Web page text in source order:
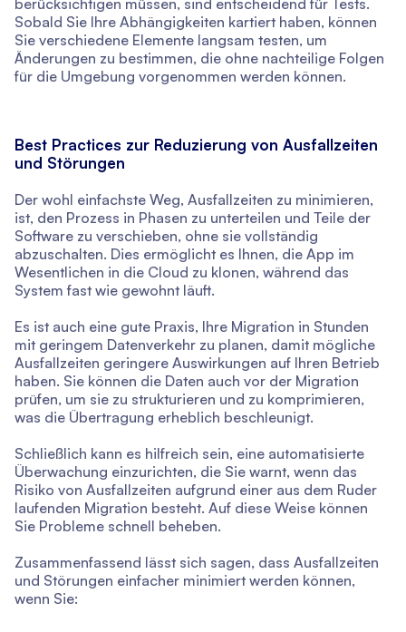
berücksichtigen müssen, sind entscheidend für Tests.
Sobald Sie Ihre Abhängigkeiten kartiert haben, können
Sie verschiedene Elemente langsam testen, um
Änderungen zu bestimmen, die ohne nachteilige Folgen
für die Umgebung vorgenommen werden können.
Best Practices zur Reduzierung von Ausfallzeiten
und Störungen
Der wohl einfachste Weg, Ausfallzeiten zu minimieren,
ist, den Prozess in Phasen zu unterteilen und Teile der
Software zu verschieben, ohne sie vollständig
abzuschalten. Dies ermöglicht es Ihnen, die App im
Wesentlichen in die Cloud zu klonen, während das
System fast wie gewohnt läuft.
Es ist auch eine gute Praxis, Ihre Migration in Stunden
mit geringem Datenverkehr zu planen, damit mögliche
Ausfallzeiten geringere Auswirkungen auf Ihren Betrieb
haben. Sie können die Daten auch vor der Migration
prüfen, um sie zu strukturieren und zu komprimieren,
was die Übertragung erheblich beschleunigt.
Schließlich kann es hilfreich sein, eine automatisierte
Überwachung einzurichten, die Sie warnt, wenn das
Risiko von Ausfallzeiten aufgrund einer aus dem Ruder
laufenden Migration besteht. Auf diese Weise können
Sie Probleme schnell beheben.
Zusammenfassend lässt sich sagen, dass Ausfallzeiten
und Störungen einfacher minimiert werden können,
wenn Sie: